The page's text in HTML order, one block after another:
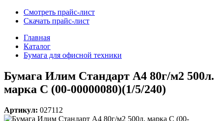
Смотреть прайс-лист
Скачать прайс-лист
Главная
Каталог
Бумага для офисной техники
Бумага Илим Стандарт А4 80г/м2 500л.
марка С (00-00000080)(1/5/240)
Артикул: 027112